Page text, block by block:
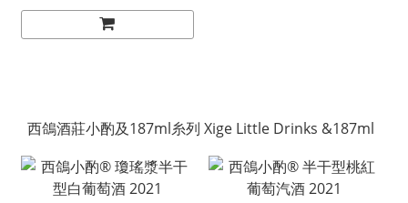
西鴿酒莊小酌及187ml糸列 Xige Little Drinks &187ml